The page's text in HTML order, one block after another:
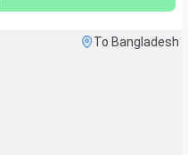
To Bangladesh